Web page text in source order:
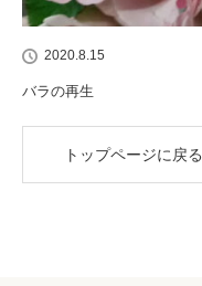
2020.8.15
バラの再生
トップページに戻る